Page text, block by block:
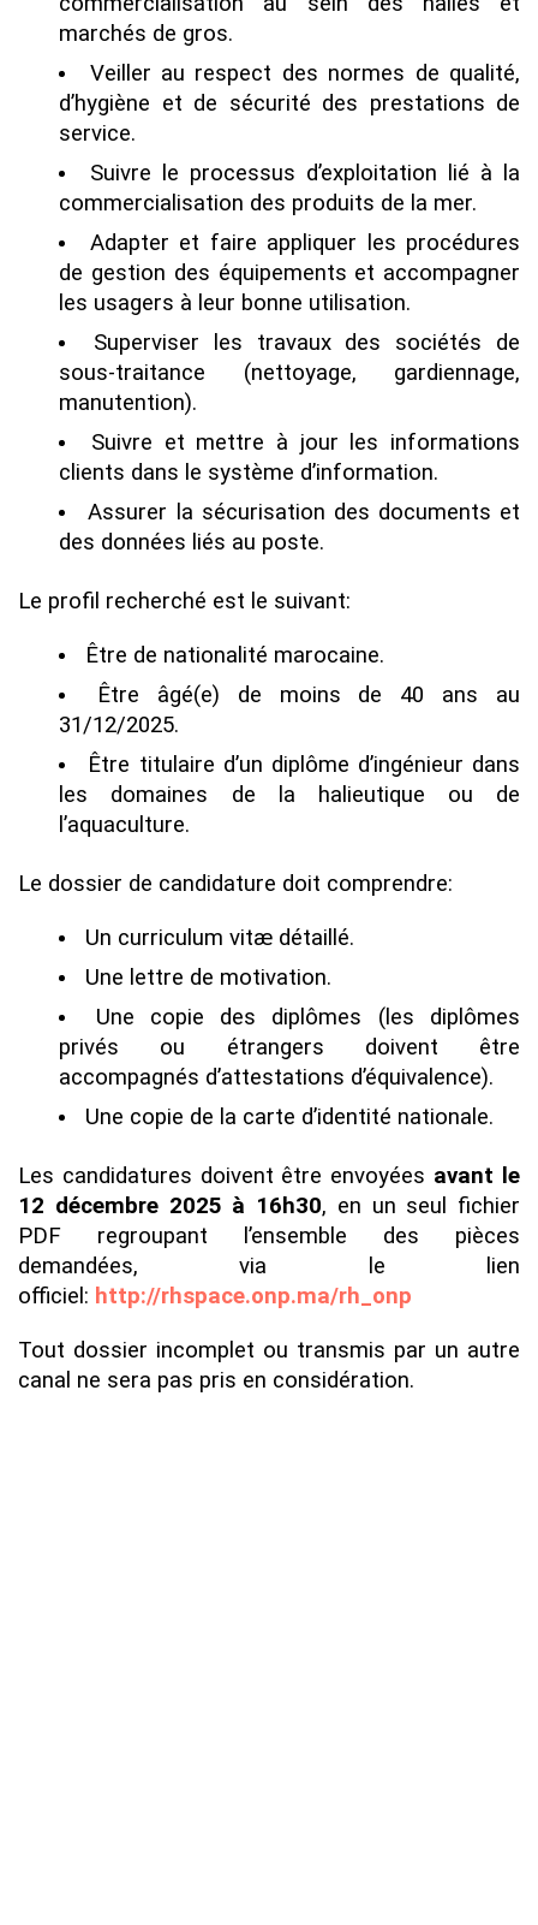
marchés de gros.
Veiller au respect des normes de qualité,
d’hygiène et de sécurité des prestations de
service.
Suivre le processus d’exploitation lié à la
commercialisation des produits de la mer.
Adapter et faire appliquer les procédures
de gestion des équipements et accompagner
les usagers à leur bonne utilisation.
Superviser les travaux des sociétés de
sous-traitance (nettoyage, gardiennage,
manutention).
Suivre et mettre à jour les informations
clients dans le système d’information.
Assurer la sécurisation des documents et
des données liés au poste.
Le profil recherché est le suivant:
Être de nationalité marocaine.
Être âgé(e) de moins de 40 ans au
31/12/2025.
Être titulaire d’un diplôme d’ingénieur dans
les domaines de la halieutique ou de
l’aquaculture.
Le dossier de candidature doit comprendre:
Un curriculum vitæ détaillé.
Une lettre de motivation.
Une copie des diplômes (les diplômes
privés ou étrangers doivent être
accompagnés d’attestations d’équivalence).
Une copie de la carte d’identité nationale.
Les candidatures doivent être envoyées avant le
12 décembre 2025 à 16h30, en un seul fichier
PDF regroupant l’ensemble des pièces
demandées, via le lien
officiel: http://rhspace.onp.ma/rh_onp
Tout dossier incomplet ou transmis par un autre
canal ne sera pas pris en considération.